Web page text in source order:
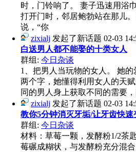
时，门铃响了。 妻子迅速用浴
打开门时，邻居鲍勃站在那儿
说，“你
zixialj 发起了新话题 02-03
白送男人都不能娶的十类女人
群组: 今日杂谈
1、把男人当玩物的女人。 她
两个字，她懂得利用女人的天
同的男人身上获取不同的需要
zixialj 发起了新话题 02-03
教你5分钟消灭牙垢/让牙齿快
群组: 今日杂谈
材料：草莓一颗，发酵粉
莓碾成糊状，与发酵粉充分混